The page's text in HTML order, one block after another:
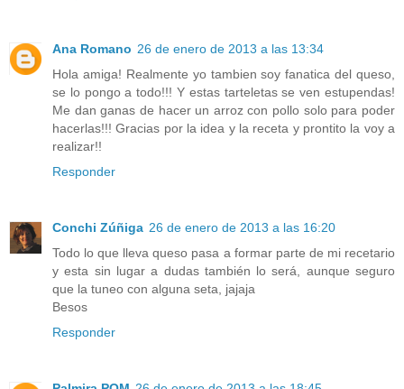
Ana Romano 26 de enero de 2013 a las 13:34
Hola amiga! Realmente yo tambien soy fanatica del queso,
se lo pongo a todo!!! Y estas tarteletas se ven estupendas!
Me dan ganas de hacer un arroz con pollo solo para poder
hacerlas!!! Gracias por la idea y la receta y prontito la voy a
realizar!!
Responder
Conchi Zúñiga 26 de enero de 2013 a las 16:20
Todo lo que lleva queso pasa a formar parte de mi recetario
y esta sin lugar a dudas también lo será, aunque seguro
que la tuneo con alguna seta, jajaja
Besos
Responder